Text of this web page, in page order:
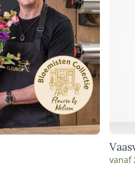
vanaf